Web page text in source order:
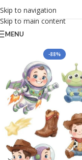
Skip to navigation
Skip to main content
MENU
-88%